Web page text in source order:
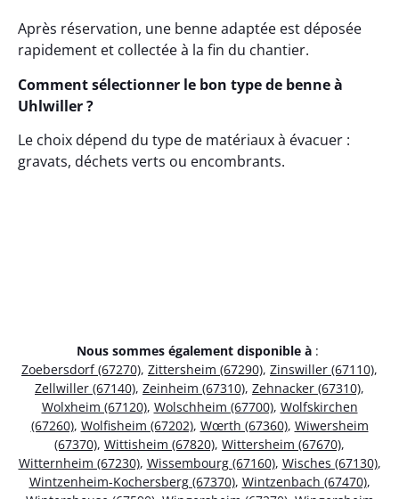
Après réservation, une benne adaptée est déposée
rapidement et collectée à la fin du chantier.
Comment sélectionner le bon type de benne à
Uhlwiller ?
Le choix dépend du type de matériaux à évacuer :
gravats, déchets verts ou encombrants.
Nous sommes également disponible à :
Zoebersdorf (67270), Zittersheim (67290), Zinswiller (67110),
Zellwiller (67140), Zeinheim (67310), Zehnacker (67310),
Wolxheim (67120), Wolschheim (67700), Wolfskirchen
(67260), Wolfisheim (67202), Wœrth (67360), Wiwersheim
(67370), Wittisheim (67820), Wittersheim (67670),
Witternheim (67230), Wissembourg (67160), Wisches (67130),
Wintzenheim-Kochersberg (67370), Wintzenbach (67470),